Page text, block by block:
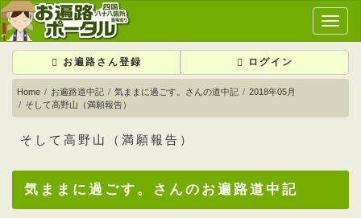
メ
イ
メ
お遍路さん登録 ログイン
Home お遍路道中記 気ままに過ごす。さんの道中記
2018年05月
そして高野山（満願報告）
そして高野山（満願報告）
気ままに過ごす。さんのお遍路道中記